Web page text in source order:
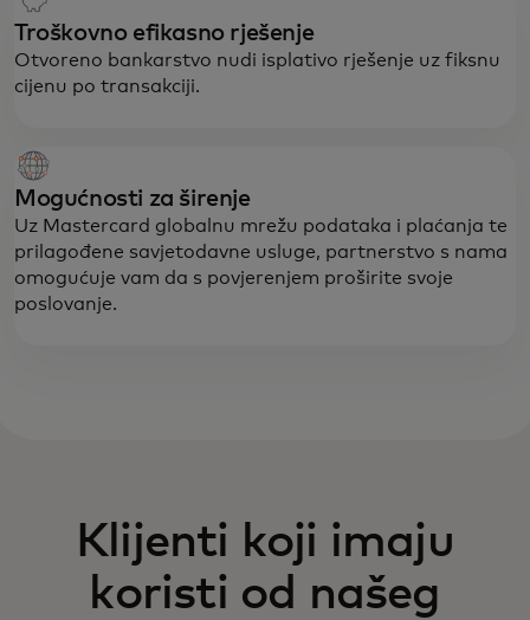
Troškovno efikasno rješenje
Otvoreno bankarstvo nudi isplativo rješenje uz fiksnu
cijenu po transakciji.
Mogućnosti za širenje
Uz Mastercard globalnu mrežu podataka i plaćanja te
prilagođene savjetodavne usluge, partnerstvo s nama
omogućuje vam da s povjerenjem proširite svoje
poslovanje.
Klijenti koji imaju
koristi od našeg